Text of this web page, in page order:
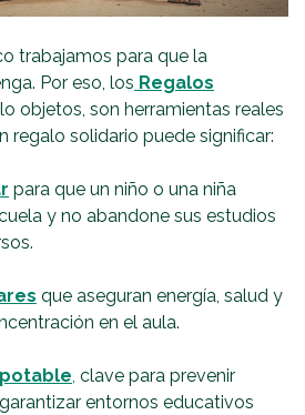
trabajamos para que la
Por eso, los Regalos
objetos, son herramientas reales
regalo solidario puede significar:
para que un niño o una niña
y no abandone sus estudios
que aseguran energía, salud y
en el aula.
, clave para prevenir
entornos educativos